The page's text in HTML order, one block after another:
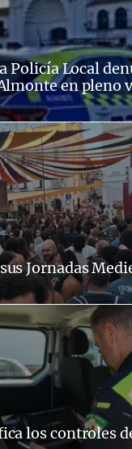
Policía Local
en pleno
Jornadas
los controles